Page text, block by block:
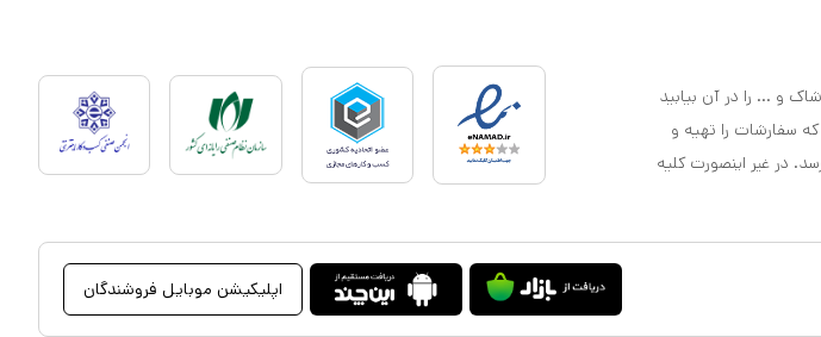
و ... را در آن بیابید
که سفارشات را تهیه و
در غیر اینصورت کلیه
اپلیکیشن موبایل فروشندگان